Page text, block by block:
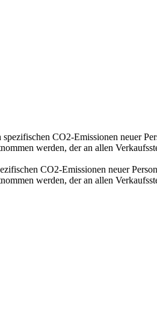
CO2-Emissionen neuer
werden, der an allen
CO2-Emissionen neuer
werden, der an allen